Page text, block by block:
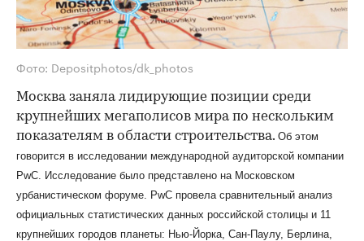
Фото: Depositphotos/dk_photos
Москва заняла лидирующие позиции среди
крупнейших мегаполисов мира по нескольким
показателям в области строительства. Об этом
говорится в исследовании международной аудиторской компании
PwC. Исследование было представлено на Московском
урбанистическом форуме. PwC провела сравнительный анализ
официальных статистических данных российской столицы и 11
крупнейших городов планеты: Нью-Йорка, Сан-Паулу, Берлина,